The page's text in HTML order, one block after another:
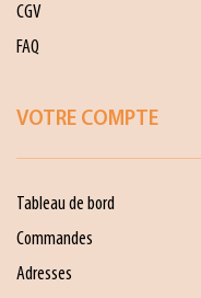
CGV
FAQ
VOTRE COMPTE
Tableau de bord
Commandes
Adresses